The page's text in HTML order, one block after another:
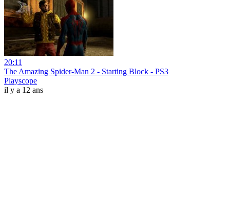
20:11
The Amazing Spider-Man 2 - Starting Block - PS3
Playscope
il y a 12 ans